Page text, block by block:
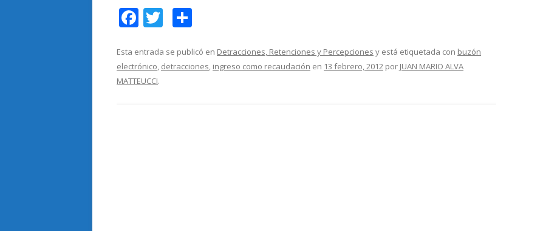
F
e
b
T
itt
er
m
p
Esta entrada se publicó en Detracciones, Retenciones y Percepciones y está etiquetada con buzón
electrónico, detracciones, ingreso como recaudación en 13 febrero, 2012 por JUAN MARIO ALVA
MATTEUCCI.